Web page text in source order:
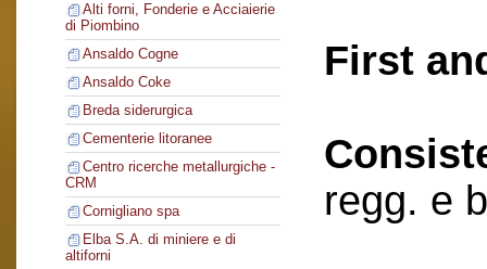
Alti forni, Fonderie e Acciaierie
di Piombino
Ansaldo Cogne
Ansaldo Coke
Breda siderurgica
Cementerie litoranee
Centro ricerche metallurgiche -
CRM
Cornigliano spa
Elba S.A. di miniere e di
altiforni
First
regg. e